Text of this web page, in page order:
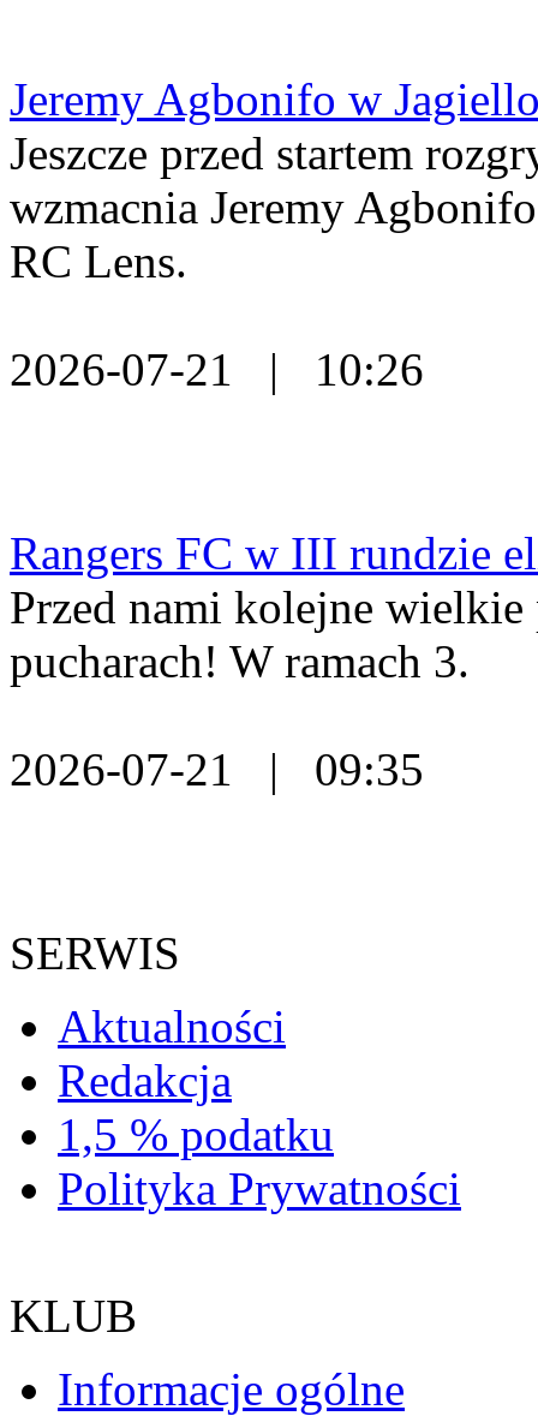
Jeremy Agbonifo w
Jeszcze przed startem
wzmacnia Jeremy
RC Lens.
2026-07-21 | 10:26
Rangers FC w III rundzie
Przed nami kolejne
pucharach! W ramach 3.
2026-07-21 | 09:35
SERWIS
Aktualności
Redakcja
1,5 % podatku
Polityka Prywatności
KLUB
Informacje ogólne